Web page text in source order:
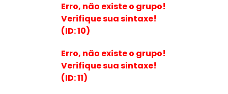
Erro, não existe o grupo!
Verifique sua sintaxe!
(ID: 10)
Erro, não existe o grupo!
Verifique sua sintaxe!
(ID: 11)